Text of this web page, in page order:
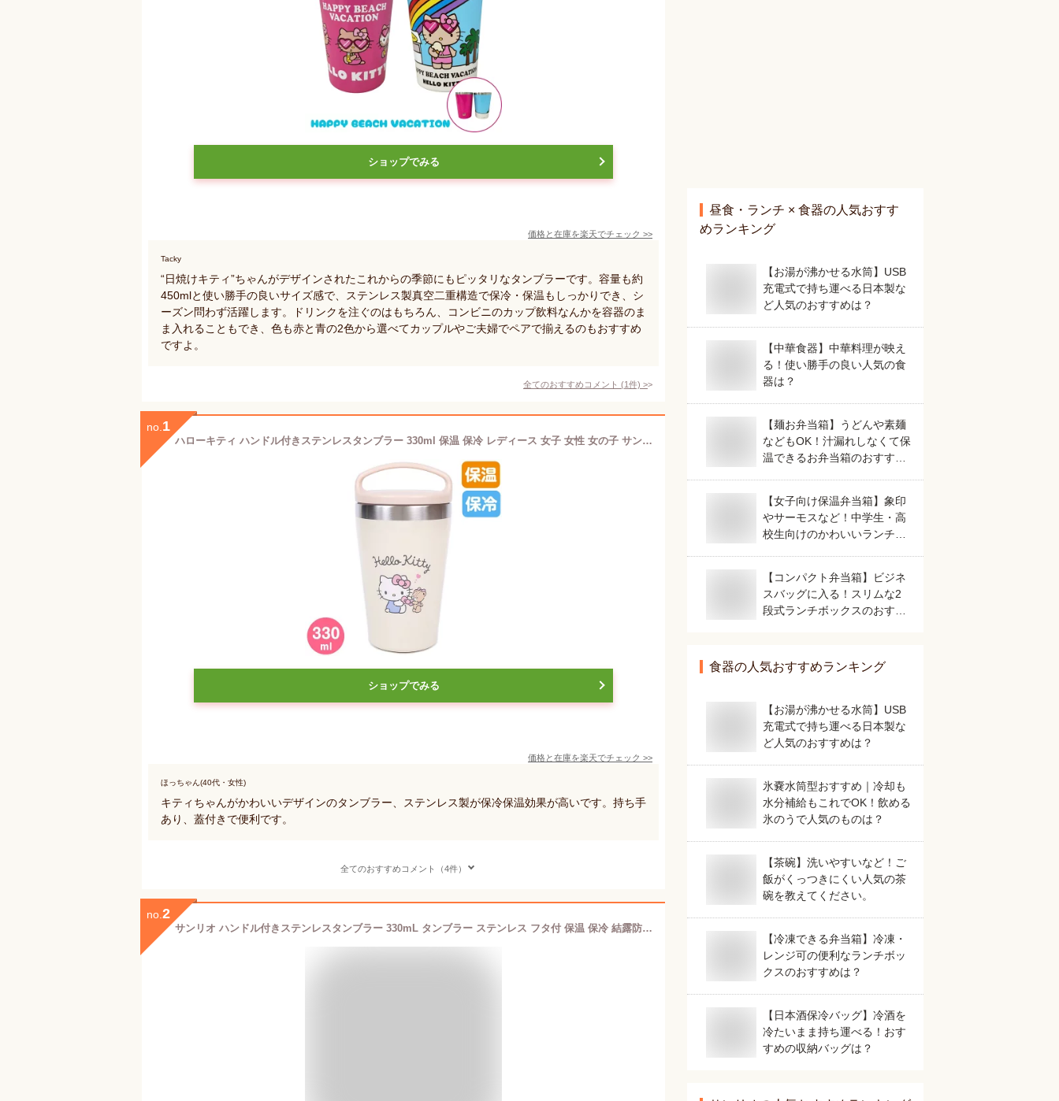
ショップでみる
価格と在庫を楽天でチェック >>
Tacky
“日焼けキティ”ちゃんがデザインされたこれからの季節にもピッタリなタンブラーです。容量も約
450mlと使い勝手の良いサイズ感で、ステンレス製真空二重構造で保冷・保温もしっかりでき、シ
ーズン問わず活躍します。ドリンクを注ぐのはもちろん、コンビニのカップ飲料なんかを容器のま
ま入れることもでき、色も赤と青の2色から選べてカップルやご夫婦でペアで揃えるのもおすすめ
ですよ。
全てのおすすめコメント (1件) >
no. 1
ハローキティ ハンドル付きステンレスタンブラー 330ml 保温 保冷 レディース 女子 女性 女の子 サンリオ sanrio キャラクター
ショップでみる
価格と在庫を楽天でチェック >>
ほっちゃん(40代・女性)
キティちゃんがかわいいデザインのタンブラー、ステンレス製が保冷保温効果が高いです。持ち手
あり、蓋付きで便利です。
全てのおすすめコメント（4件）
no. 2
サンリオ ハンドル付きステンレスタンブラー 330mL タンブラー ステンレス フタ付 保温 保冷 結露防止 真空 こぼれない キャラクター おしゃれ
昼食・ランチ × 食器の人気おすす
めランキング
【お湯が沸かせる水筒】USB
充電式で持ち運べる日本製な
ど人気のおすすめは？
【中華食器】中華料理が映え
る！使い勝手の良い人気の食
器は？
【麺お弁当箱】うどんや素麺
などもOK！汁漏れしなくて保
温できるお弁当箱のおすすめ
【女子向け保温弁当箱】象印
やサーモスなど！中学生・高
校生向けのかわいいランチジ
【コンパクト弁当箱】ビジネ
スバッグに入る！スリムな2
段式ランチボックスのおすす
食器の人気おすすめランキング
【お湯が沸かせる水筒】USB
充電式で持ち運べる日本製な
ど人気のおすすめは？
氷嚢水筒型おすすめ｜冷却も
水分補給もこれでOK！飲める
氷のうで人気のものは？
【茶碗】洗いやすいなど！ご
飯がくっつきにくい人気の茶
碗を教えてください。
【冷凍できる弁当箱】冷凍・
レンジ可の便利なランチボッ
クスのおすすめは？
【日本酒保冷バッグ】冷酒を
冷たいまま持ち運べる！おす
すめの収納バッグは？